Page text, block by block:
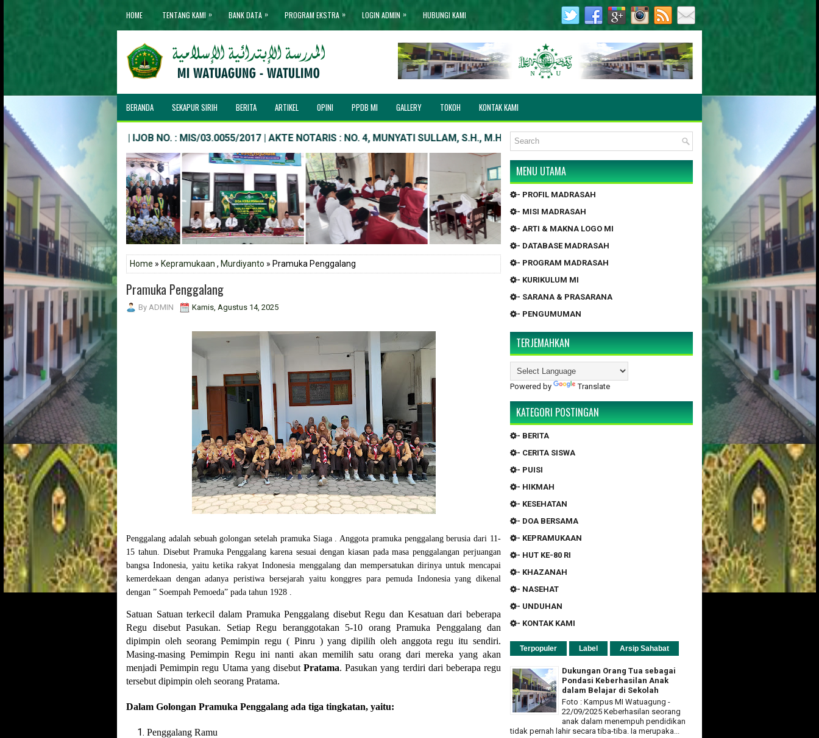
HOME TENTANG KAMI » BANK DATA » PROGRAM EKSTRA » LOGIN ADMIN » HUBUNGI KAMI
BERANDA SEKAPUR SIRIH BERITA ARTIKEL OPINI PPDB MI GALLERY TOKOH KONTAK KAMI
: 111235030055 | IJOB NO. : MIS/03.0055/2017 | AKTE NOTARIS : NO. 4, MUNYATI SULLAM, S.H., M.H. | Pengesahan Akta Notaris : AHU-119.AH.01.08.TAHUN 2013 / 26 JUNI
Home » Kepramukaan , Murdiyanto » Pramuka Penggalang
Pramuka Penggalang
By ADMIN Kamis, Agustus 14, 2025
Penggalang adalah sebuah golongan setelah pramuka Siaga . Anggota pramuka penggalang berusia dari 11-
15 tahun. Disebut Pramuka Penggalang karena sesuai dengan kiasan pada masa penggalangan perjuangan
bangsa Indonesia, yaitu ketika rakyat Indonesia menggalang dan mempersatukan dirinya untuk mencapai
kemerdekaan dengan adanya peristiwa bersejarah yaitu konggres para pemuda Indonesia yang dikenal
dengan ” Soempah Pemoeda” pada tahun 1928 .
Satuan Satuan terkecil dalam Pramuka Penggalang disebut Regu dan Kesatuan dari beberapa
Regu disebut Pasukan. Setiap Regu beranggotakan 5-10 orang Pramuka Penggalang dan
dipimpin oleh seorang Pemimpin regu ( Pinru ) yang dipilih oleh anggota regu itu sendiri.
Masing-masing Pemimpin Regu ini nanti akan memilih satu orang dari mereka yang akan
menjadi Pemimpin regu Utama yang disebut Pratama. Pasukan yang terdiri dari beberapa regu
tersebut dipimpin oleh seorang Pratama.
Dalam Golongan Pramuka Penggalang ada tiga tingkatan, yaitu:
Penggalang Ramu
MENU UTAMA
- PROFIL MADRASAH
- MISI MADRASAH
- ARTI & MAKNA LOGO MI
- DATABASE MADRASAH
- PROGRAM MADRASAH
- KURIKULUM MI
- SARANA & PRASARANA
- PENGUMUMAN
TERJEMAHKAN
Powered by Translate
KATEGORI POSTINGAN
- BERITA
- CERITA SISWA
- PUISI
- HIKMAH
- KESEHATAN
- DOA BERSAMA
- KEPRAMUKAAN
- HUT KE-80 RI
- KHAZANAH
- NASEHAT
- UNDUHAN
- KONTAK KAMI
Terpopuler Label Arsip Sahabat
Dukungan Orang Tua sebagai
Pondasi Keberhasilan Anak
dalam Belajar di Sekolah
Foto : Kampus MI Watuagung -
22/09/2025 Keberhasilan seorang
anak dalam menempuh pendidikan
tidak pernah lahir secara tiba-tiba. Ia merupaka...